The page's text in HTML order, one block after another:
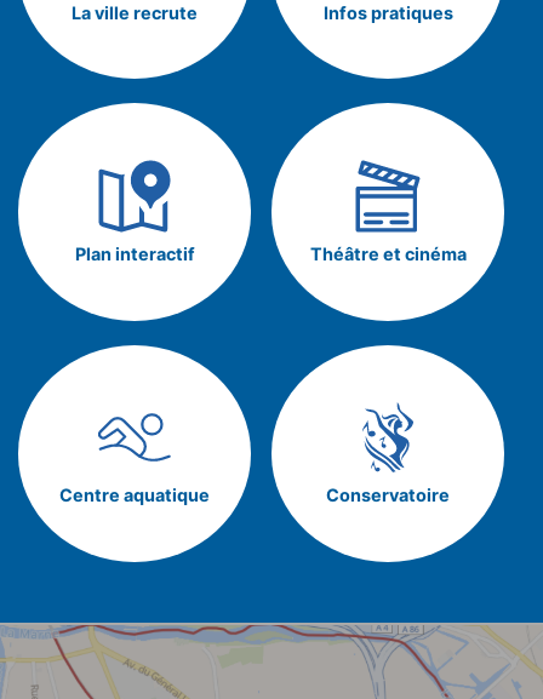
La ville recrute Infos pratiques
Plan interactif Théâtre et cinéma
Centre aquatique Conservatoire